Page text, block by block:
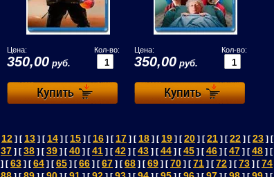
Цена:
350,00 руб.
Кол-во: Цена:
350,00 руб.
Кол-во:
12 ] [ 13 ] [ 14 ] [ 15 ] [ 16 ] [ 17 ] [ 18 ] [ 19 ] [ 20 ] [ 21 ] [ 22 ] [ 23 ] [
37 ] [ 38 ] [ 39 ] [ 40 ] [ 41 ] [ 42 ] [ 43 ] [ 44 ] [ 45 ] [ 46 ] [ 47 ] [ 48 ] [
] [ 63 ] [ 64 ] [ 65 ] [ 66 ] [ 67 ] [ 68 ] [ 69 ] [ 70 ] [ 71 ] [ 72 ] [ 73 ] [ 74